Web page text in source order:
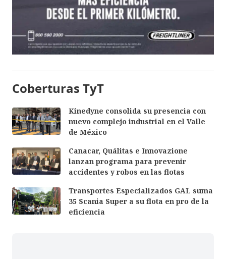
Coberturas TyT
Kinedyne consolida su presencia con
nuevo complejo industrial en el Valle
de México
Canacar, Quálitas e Innovazione
lanzan programa para prevenir
accidentes y robos en las flotas
Transportes Especializados GAL suma
35 Scania Super a su flota en pro de la
eficiencia